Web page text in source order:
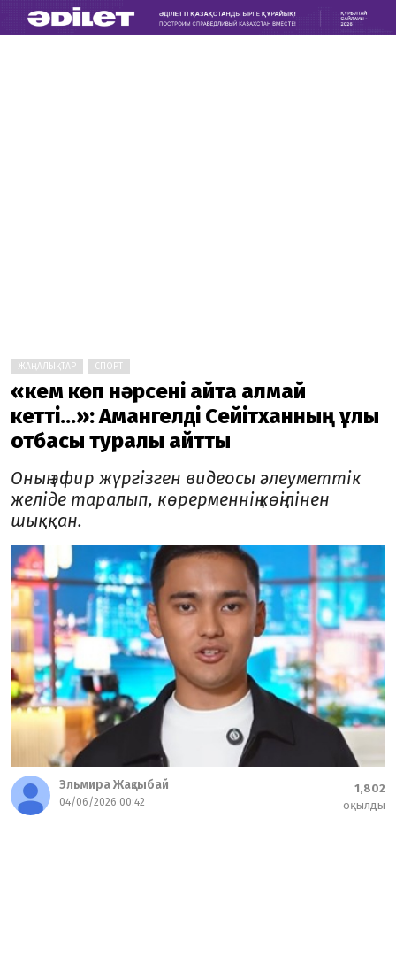
ЖАҢАЛЫҚТАР СПОРТ
«Әкем көп нәрсені айта алмай
кетті...»: Амангелді Сейітханның ұлы
отбасы туралы айтты
Оның эфир жүргізген видеосы әлеуметтік
желіде таралып, көрерменнің көңілінен
шыққан.
Эльмира Жақсыбай
04/06/2026 00:42
1,802
оқылды